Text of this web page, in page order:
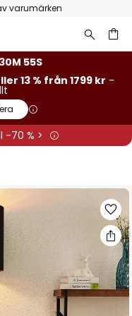
varumärken
55S
13 % från 1799 kr -
70 % >